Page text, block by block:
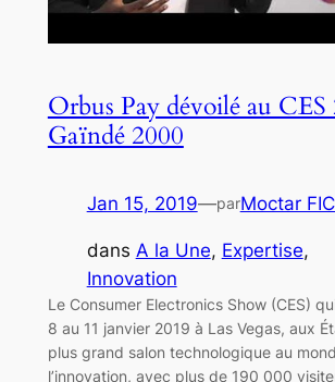
Orbus Pay dévoilé au CES
Gaïndé 2000
Jan 15, 2019—parMoctar
dans A la Une, Expertise
Innovation
Le Consumer Electronics Show (CES)
8 au 11 janvier 2019 à Las Vegas, aux
plus grand salon technologique au
l’innovation, avec plus de 190 000